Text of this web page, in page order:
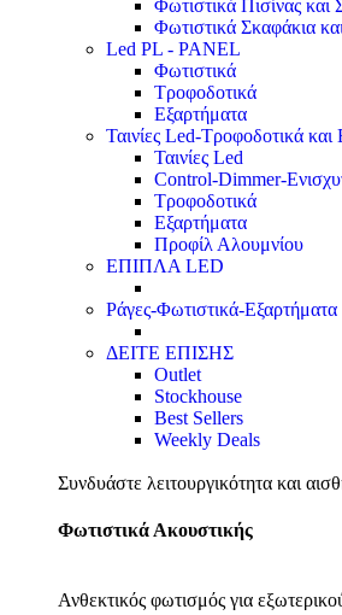
Φωτιστικά Πισίνας και
Φωτιστικά Σκαφάκια
Led PL - PANEL
Φωτιστικά
Τροφοδοτικά
Εξαρτήματα
Ταινίες Led-Τροφοδοτικά και
Ταινίες Led
Control-Dimmer-
Τροφοδοτικά
Εξαρτήματα
Προφίλ Αλουμνίου
ΕΠΙΠΛΑ LED
Ράγες-Φωτιστικά-Εξαρτήματα
ΔΕΙΤΕ ΕΠΙΣΗΣ
Outlet
Stockhouse
Best Sellers
Weekly Deals
Συνδυάστε λειτουργικότητα και
Φωτιστικά Ακουστικής
Ανθεκτικός φωτισμός για